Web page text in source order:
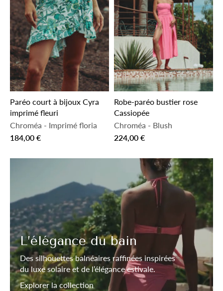
Paréo court à bijoux Cyra
imprimé fleuri
Chroméa - Imprimé floria
184,00 €
Robe-paréo bustier rose
Cassiopée
Chroméa - Blush
224,00 €
L’élégance du bain
Des silhouettes balnéaires raffinées inspirées
du luxe solaire et de l’élégance estivale.
Explorer la collection